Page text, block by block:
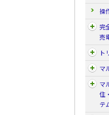
操
完
売
ト
マ
マ
住
テ